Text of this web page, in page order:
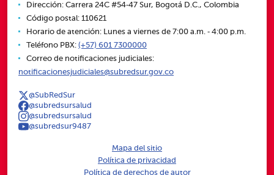
Dirección: Carrera 24C #54‑47 Sur, Bogotá D.C., Colombia
Código postal: 110621
Horario de atención: Lunes a viernes de 7:00 a.m. ‑ 4:00 p.m.
Teléfono PBX: (+57) 601 7300000
Correo de notificaciones judiciales:
notificacionesjudiciales@subredsur.gov.co
@SubRedSur
@subredsursalud
@subredsursalud
@subredsur9487
Mapa del sitio
Política de privacidad
Política de derechos de autor